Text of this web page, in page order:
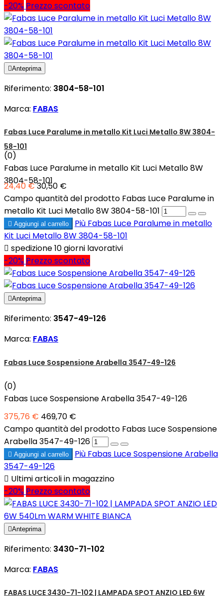
-20% Prezzo scontato
Anteprima
Riferimento: 3804-58-101
Marca: FABAS
Fabas Luce Paralume in metallo Kit Luci Metallo 8W 3804-
58-101
(0)
Fabas Luce Paralume in metallo Kit Luci Metallo 8W
3804-58-101
24,40 €30,50 €
Campo quantità del prodotto Fabas Luce Paralume in
metallo Kit Luci Metallo 8W 3804-58-101
 Aggiungi al carrello Più Fabas Luce Paralume in metallo
Kit Luci Metallo 8W 3804-58-101
 spedizione 10 giorni lavorativi
-20% Prezzo scontato
Anteprima
Riferimento: 3547-49-126
Marca: FABAS
Fabas Luce Sospensione Arabella 3547-49-126
(0)
Fabas Luce Sospensione Arabella 3547-49-126
375,76 € 469,70 €
Campo quantità del prodotto Fabas Luce Sospensione
Arabella 3547-49-126
 Aggiungi al carrello Più Fabas Luce Sospensione Arabella
3547-49-126
 Ultimi articoli in magazzino
-20% Prezzo scontato
Anteprima
Riferimento: 3430-71-102
Marca: FABAS
FABAS LUCE 3430-71-102 | LAMPADA SPOT ANZIO LED 6W